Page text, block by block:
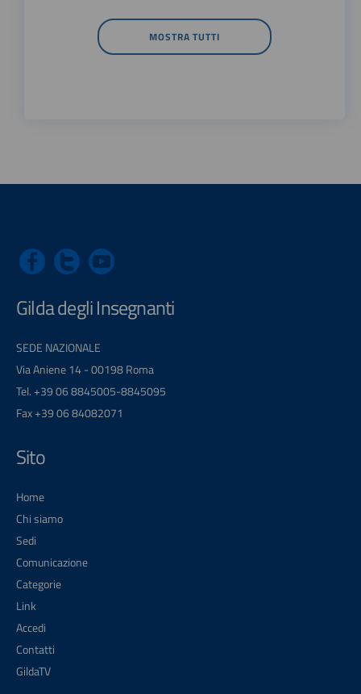
MOSTRA TUTTI
Gilda degli Insegnanti
SEDE NAZIONALE
Via Aniene 14 - 00198 Roma
Tel. +39 06 8845005-8845095
Fax +39 06 84082071
Sito
Home
Chi siamo
Sedi
Comunicazione
Categorie
Link
Accedi
Contatti
GildaTV